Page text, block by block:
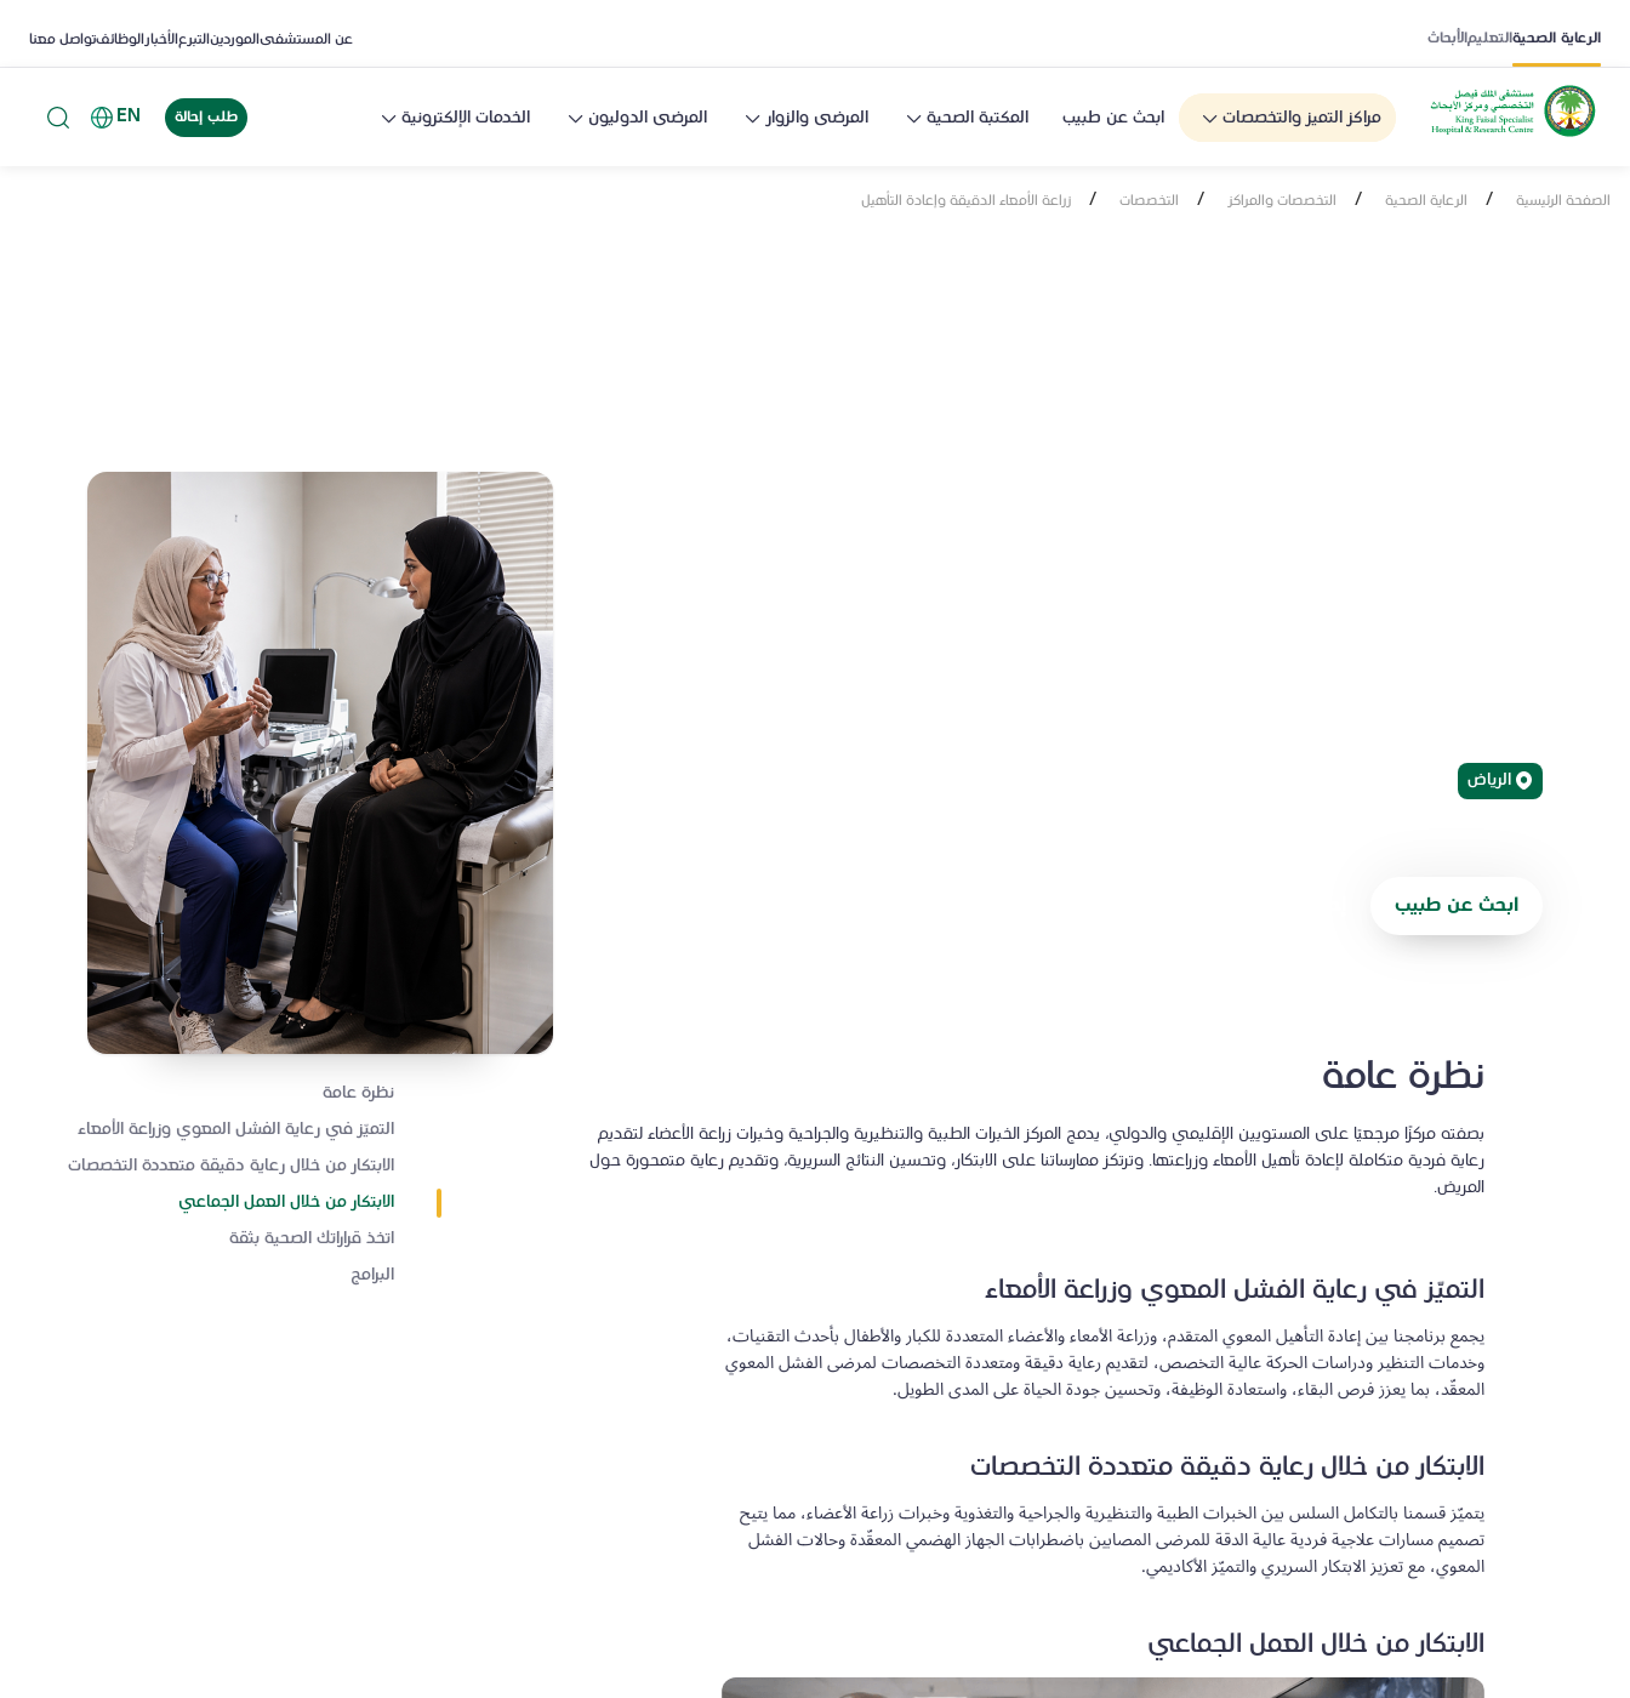
الرعاية الصحيةالتعليمالأبحاث عن المستشفىالموردينالتبرعالأخبارالوظائفتواصل معنا
مراكز التميز والتخصصات ابحث عن طبيب المكتبة الصحية المرضى والزوار المرضى الدوليون الخدمات الإلكترونية طلب إحالة EN
الصفحة الرئيسية / الرعاية الصحية / التخصصات والمراكز / التخصصات / زراعة الأمعاء الدقيقة وإعادة التأهيل
الرياض
ابحث عن طبيب
نظرة عامة
بصفته مركزًا مرجعيًا على المستويين الإقليمي والدولي، يدمج المركز الخبرات الطبية والتنظيرية والجراحية وخبرات زراعة الأعضاء لتقديم
رعاية فردية متكاملة لإعادة تأهيل الأمعاء وزراعتها. وترتكز ممارساتنا على الابتكار، وتحسين النتائج السريرية، وتقديم رعاية متمحورة حول
المريض.
التميّز في رعاية الفشل المعوي وزراعة الأمعاء
يجمع برنامجنا بين إعادة التأهيل المعوي المتقدم، وزراعة الأمعاء والأعضاء المتعددة للكبار والأطفال بأحدث التقنيات،
وخدمات التنظير ودراسات الحركة عالية التخصص، لتقديم رعاية دقيقة ومتعددة التخصصات لمرضى الفشل المعوي
المعقّد، بما يعزز فرص البقاء، واستعادة الوظيفة، وتحسين جودة الحياة على المدى الطويل.
الابتكار من خلال رعاية دقيقة متعددة التخصصات
يتميّز قسمنا بالتكامل السلس بين الخبرات الطبية والتنظيرية والجراحية والتغذوية وخبرات زراعة الأعضاء، مما يتيح
تصميم مسارات علاجية فردية عالية الدقة للمرضى المصابين باضطرابات الجهاز الهضمي المعقّدة وحالات الفشل
المعوي، مع تعزيز الابتكار السريري والتميّز الأكاديمي.
الابتكار من خلال العمل الجماعي
محتويات الصفحة
نظرة عامة
التميّز في رعاية الفشل المعوي وزراعة الأمعاء
الابتكار من خلال رعاية دقيقة متعددة التخصصات
الابتكار من خلال العمل الجماعي
اتخذ قراراتك الصحية بثقة
البرامج